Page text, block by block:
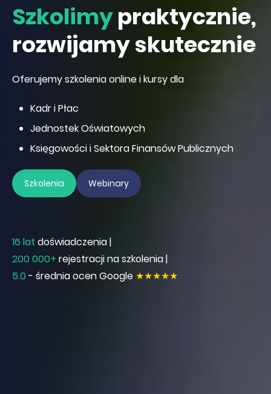
Szkolimypraktycznie,
rozwijamy skutecznie
Oferujemy szkolenia online i kursy dla
Kadr i Płac
Jednostek Oświatowych
Księgowości i Sektora Finansów Publicznych
Szkolenia Webinary
16 lat doświadczenia |
200 000+ rejestracji na szkolenia |
5.0 - średnia ocen Google ★★★★★